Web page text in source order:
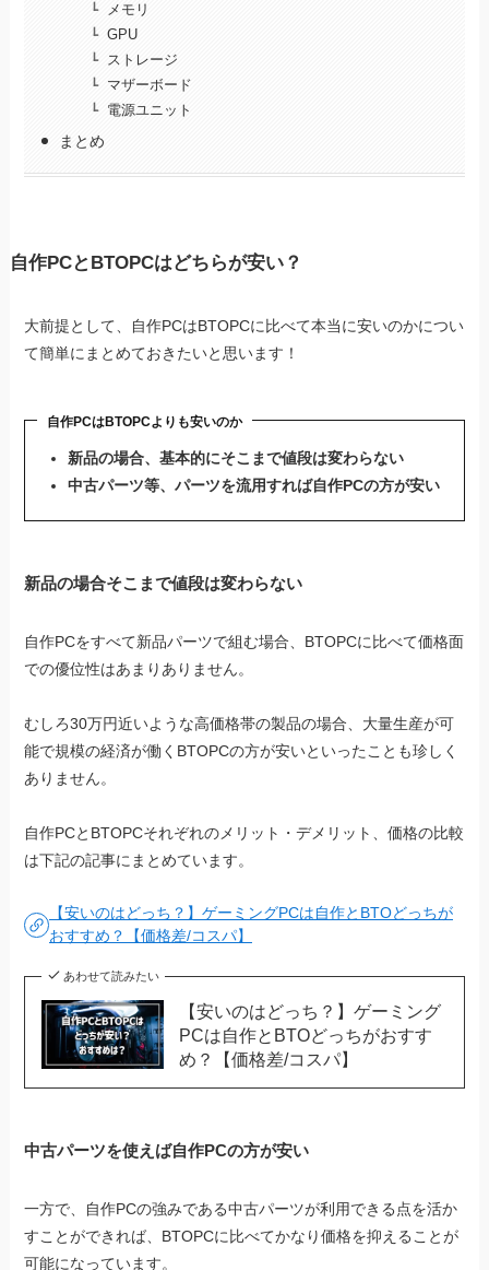
メモリ
GPU
ストレージ
マザーボード
電源ユニット
まとめ
自作PCとBTOPCはどちらが安い？
大前提として、自作PCはBTOPCに比べて本当に安いのかについ
て簡単にまとめておきたいと思います！
自作PCはBTOPCよりも安いのか
新品の場合、基本的にそこまで値段は変わらない
中古パーツ等、パーツを流用すれば自作PCの方が安い
新品の場合そこまで値段は変わらない
自作PCをすべて新品パーツで組む場合、BTOPCに比べて価格面
での優位性はあまりありません。
むしろ30万円近いような高価格帯の製品の場合、大量生産が可
能で規模の経済が働くBTOPCの方が安いといったことも珍しく
ありません。
自作PCとBTOPCそれぞれのメリット・デメリット、価格の比較
は下記の記事にまとめています。
【安いのはどっち？】ゲーミングPCは自作とBTOどっちが
おすすめ？【価格差/コスパ】
あわせて読みたい
【安いのはどっち？】ゲーミング
PCは自作とBTOどっちがおすす
め？【価格差/コスパ】
中古パーツを使えば自作PCの方が安い
一方で、自作PCの強みである中古パーツが利用できる点を活か
すことができれば、BTOPCに比べてかなり価格を抑えることが
可能になっています。